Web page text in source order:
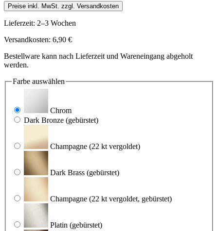
Preise inkl. MwSt. zzgl. Versandkosten
Lieferzeit: 2–3 Wochen
Versandkosten: 6,90 €
Bestellware kann nach Lieferzeit und Wareneingang abgeholt
werden.
Farbe auswählen
Chrom
Dark Bronze (gebürstet)
Champagne (22 kt vergoldet)
Dark Brass (gebürstet)
Champagne (22 kt vergoldet, gebürstet)
Platin (gebürstet)